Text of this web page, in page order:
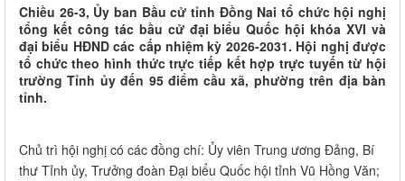
Chiều 26-3, Ủy ban Bầu cử tỉnh Đồng Nai tổ chức hội nghị
tổng kết công tác bầu cử đại biểu Quốc hội khóa XVI và
đại biểu HĐND các cấp nhiệm kỳ 2026-2031. Hội nghị được
tổ chức theo hình thức trực tiếp kết hợp trực tuyến từ hội
trường Tỉnh ủy đến 95 điểm cầu xã, phường trên địa bàn
tỉnh.
Chủ trì hội nghị có các đồng chí: Ủy viên Trung ương Đảng, Bí
thư Tỉnh ủy, Trưởng đoàn Đại biểu Quốc hội tỉnh Vũ Hồng Văn;